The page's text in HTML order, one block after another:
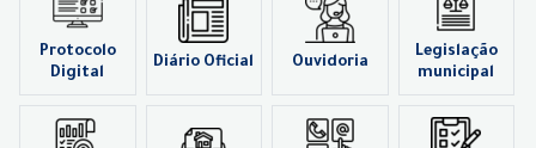
Protocolo
Digital
Diário Oficial Ouvidoria
Legislação
municipal